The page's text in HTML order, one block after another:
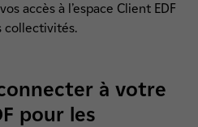
accès à l’espace Client EDF
collectivités.
à votre
pour les